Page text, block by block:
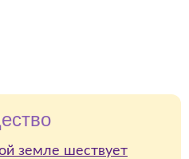
земле шествует